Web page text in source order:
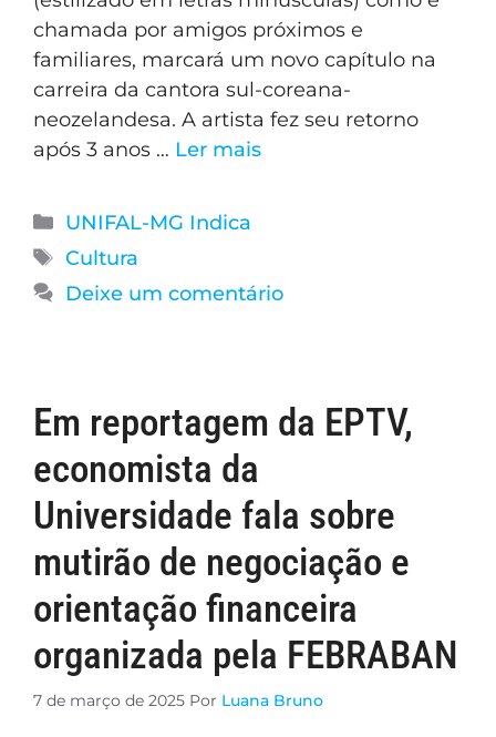
chamada por amigos próximos e
familiares, marcará um novo capítulo na
carreira da cantora sul-coreana-
neozelandesa. A artista fez seu retorno
após 3 anos … Ler mais
UNIFAL-MG Indica
Cultura
Deixe um comentário
Em reportagem da EPTV,
economista da
Universidade fala sobre
mutirão de negociação e
orientação financeira
organizada pela FEBRABAN
7 de março de 2025 Por Luana Bruno